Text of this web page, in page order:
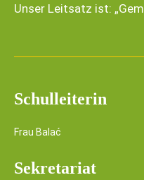
Unser Leitsatz ist:
Schulleiterin
Frau Balać
Sekretariat